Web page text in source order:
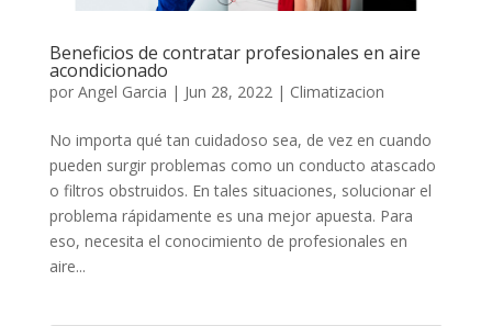
Beneficios de contratar profesionales en aire
acondicionado
por Angel Garcia | Jun 28, 2022 | Climatizacion
No importa qué tan cuidadoso sea, de vez en cuando
pueden surgir problemas como un conducto atascado
o filtros obstruidos. En tales situaciones, solucionar el
problema rápidamente es una mejor apuesta. Para
eso, necesita el conocimiento de profesionales en
aire...